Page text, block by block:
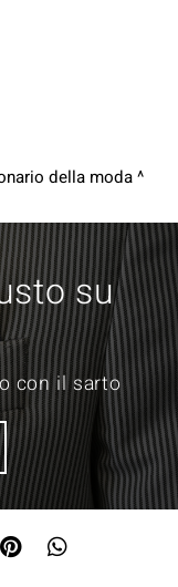
della moda
su
con il sarto